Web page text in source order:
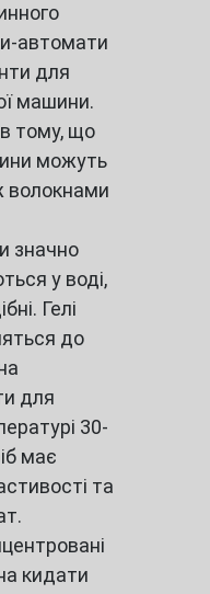
автомати
для
машини.
тому, що
можуть
волокнами
значно
у воді,
Гелі
до
для
30-
має
та
кидати